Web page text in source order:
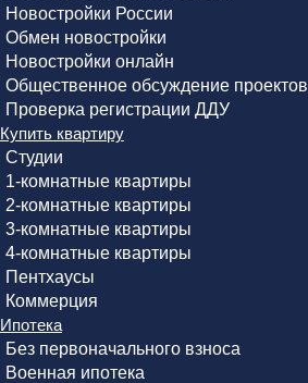
Новостройки России
Обмен новостройки
Новостройки онлайн
Общественное обсуждение проектов
Проверка регистрации ДДУ
Купить квартиру
Студии
1-комнатные квартиры
2-комнатные квартиры
3-комнатные квартиры
4-комнатные квартиры
Пентхаусы
Коммерция
Ипотека
Без первоначального взноса
Военная ипотека